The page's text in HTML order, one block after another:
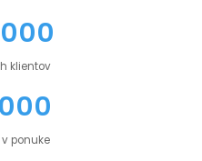
klientov
ponuke